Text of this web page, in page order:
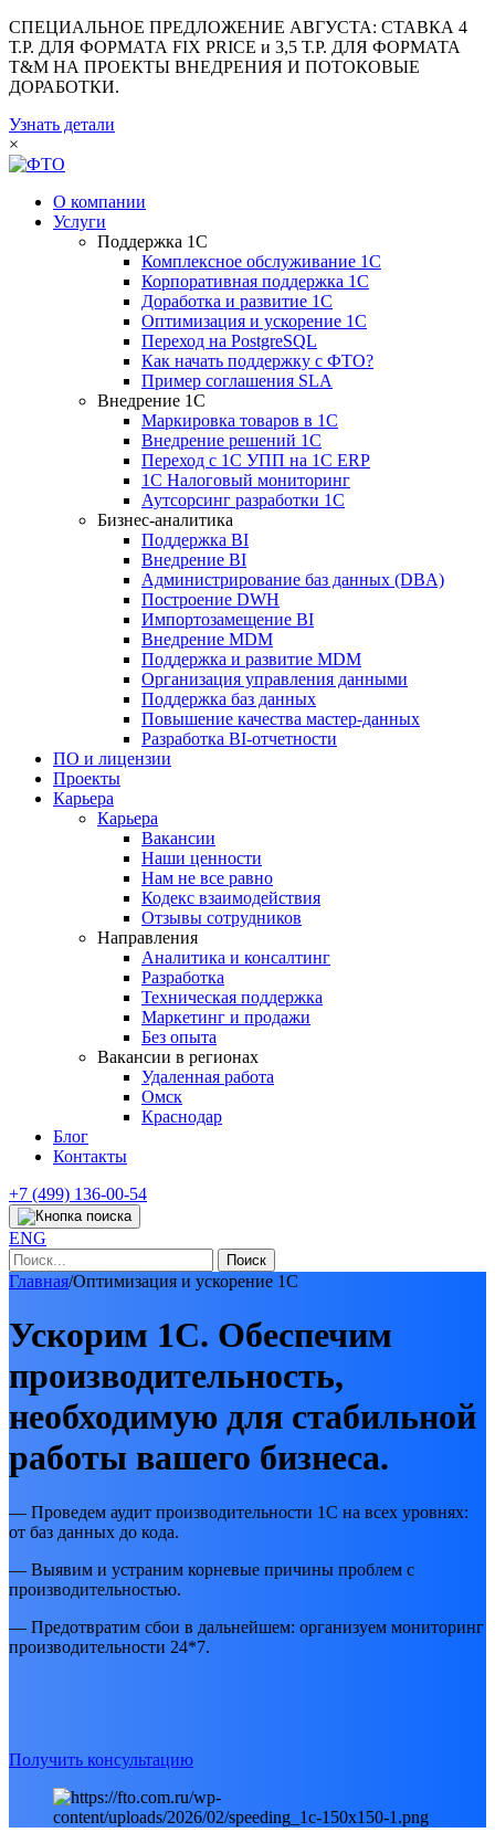
СПЕЦИАЛЬНОЕ ПРЕДЛОЖЕНИЕ АВГУСТА: СТАВКА 4
Т.Р. ДЛЯ ФОРМАТА FIX PRICE и 3,5 Т.Р. ДЛЯ ФОРМАТА
T&M НА ПРОЕКТЫ ВНЕДРЕНИЯ И ПОТОКОВЫЕ
ДОРАБОТКИ.
Узнать детали
×
О компании
Услуги
Поддержка 1С
Комплексное обслуживание 1С
Корпоративная поддержка 1С
Доработка и развитие 1С
Оптимизация и ускорение 1С
Переход на PostgreSQL
Как начать поддержку с ФТО?
Пример соглашения SLA
Внедрение 1С
Маркировка товаров в 1С
Внедрение решений 1С
Переход с 1С УПП на 1С ERP
1С Налоговый мониторинг
Аутсорсинг разработки 1С
Бизнес-аналитика
Поддержка BI
Внедрение BI
Администрирование баз данных (DBA)
Построение DWH
Импортозамещение BI
Внедрение MDM
Поддержка и развитие MDM
Организация управления данными
Поддержка баз данных
Повышение качества мастер-данных
Разработка BI-отчетности
ПО и лицензии
Проекты
Карьера
Карьера
Вакансии
Наши ценности
Нам не все равно
Кодекс взаимодействия
Отзывы сотрудников
Направления
Аналитика и консалтинг
Разработка
Техническая поддержка
Маркетинг и продажи
Без опыта
Вакансии в регионах
Удаленная работа
Омск
Краснодар
Блог
Контакты
+7 (499) 136-00-54
ENG
Найти:
Главная/Оптимизация и ускорение 1С
Ускорим 1С. Обеспечим
производительность,
необходимую для стабильной
работы вашего бизнеса.
— Проведем аудит производительности 1С на всех уровнях:
от баз данных до кода.
— Выявим и устраним корневые причины проблем с
производительностью.
— Предотвратим сбои в дальнейшем: организуем мониторинг
производительности 24*7.
Получить консультацию